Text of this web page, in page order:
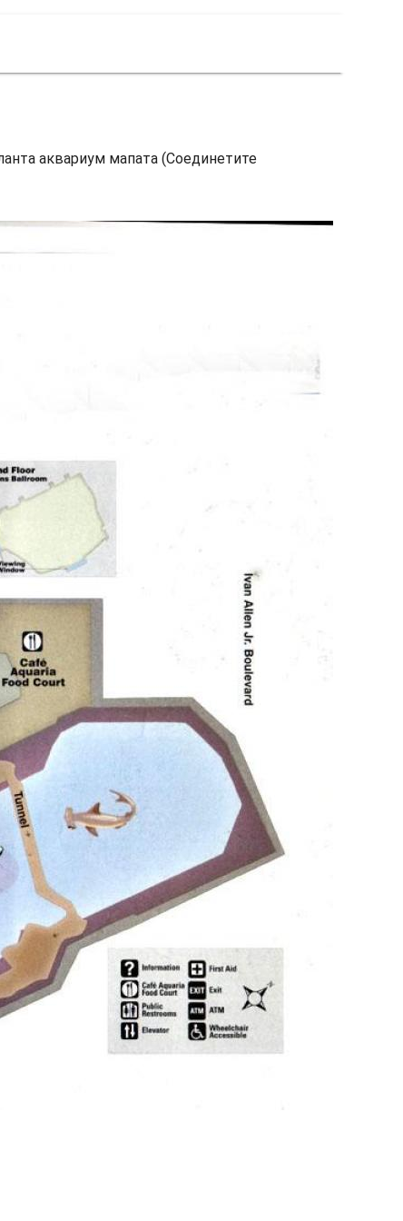
аквариум мапата (Соединетите